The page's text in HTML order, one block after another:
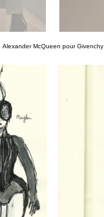
Alexander McQueen pour Givenchy